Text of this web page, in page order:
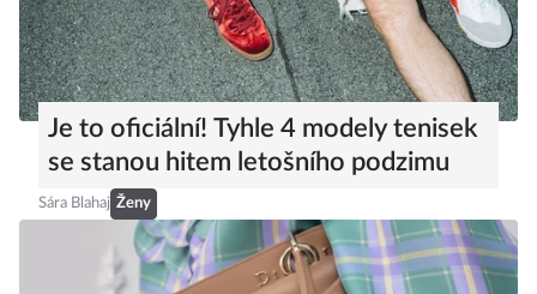
Je to oficiální! Tyhle 4 modely tenisek
se stanou hitem letošního podzimu
Sára Blahaj Ženy